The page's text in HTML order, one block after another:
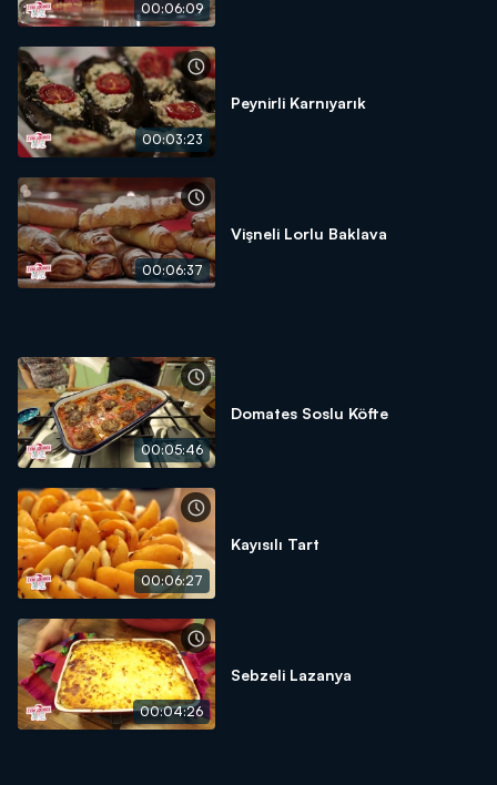
1,5 Su Bardağı Toz Şeker
3 Yemek Kaşığı Tereyağı
Sosu İçin:
1 Kase Ahududu
00:06:09
00:03:23
Peynirli Karnıyarık
00:06:37
Vişneli Lorlu Baklava
00:05:46
Domates Soslu Köfte
00:06:27
Kayısılı Tart
00:04:26
Sebzeli Lazanya